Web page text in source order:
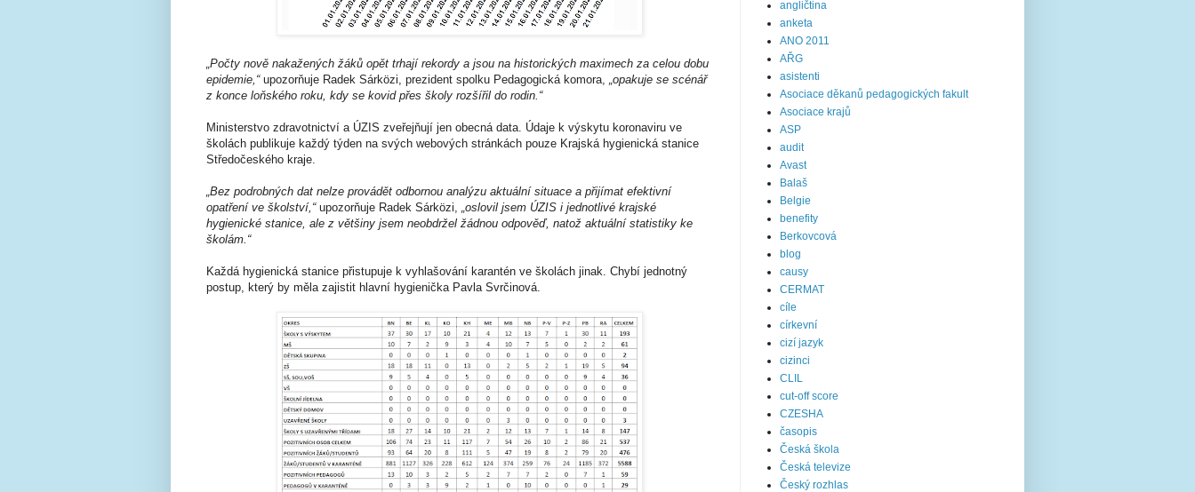
„Počty nově nakažených žáků opět trhají rekordy a jsou na historických maximech za celou dobu
epidemie,“upozorňuje Radek Sárközi, prezident spolku Pedagogická komora,
„opakuje se scénář
z konce loňského roku, kdy se kovid přes školy rozšířil do rodin.“
Ministerstvo zdravotnictví a ÚZIS zveřejňují jen obecná data. Údaje k výskytu koronaviru ve
školách publikuje každý týden na svých webových stránkách pouze Krajská hygienická stanice
Středočeského kraje.
„Bez podrobných dat nelze provádět odbornou analýzu aktuální situace a přijímat efektivní
opatření ve školství,“upozorňuje Radek Sárközi,
„oslovil jsem ÚZIS i jednotlivé krajské
hygienické stanice, ale z většiny jsem neobdržel žádnou odpověď, natož aktuální statistiky ke
školám.“
Každá hygienická stanice přistupuje k vyhlašování karantén ve školách jinak. Chybí jednotný
postup, který by měla zajistit hlavní hygienička Pavla Svrčinová.
angličtina
anketa
ANO 2011
AŘG
asistenti
Asociace děkanů pedagogických fakult
Asociace krajů
ASP
audit
Avast
Balaš
Belgie
benefity
Berkovcová
blog
causy
CERMAT
cíle
církevní
cizí jazyk
cizinci
CLIL
cut-off score
CZESHA
časopis
Česká škola
Česká televize
Český rozhlas